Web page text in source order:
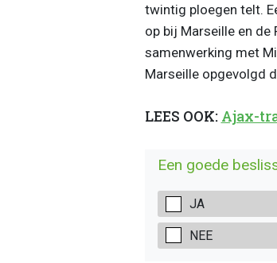
twintig ploegen telt.
op bij Marseille en de
samenwerking met
Marseille opgevolgd
LEES OOK: Ajax-
Een goede
JA
NEE